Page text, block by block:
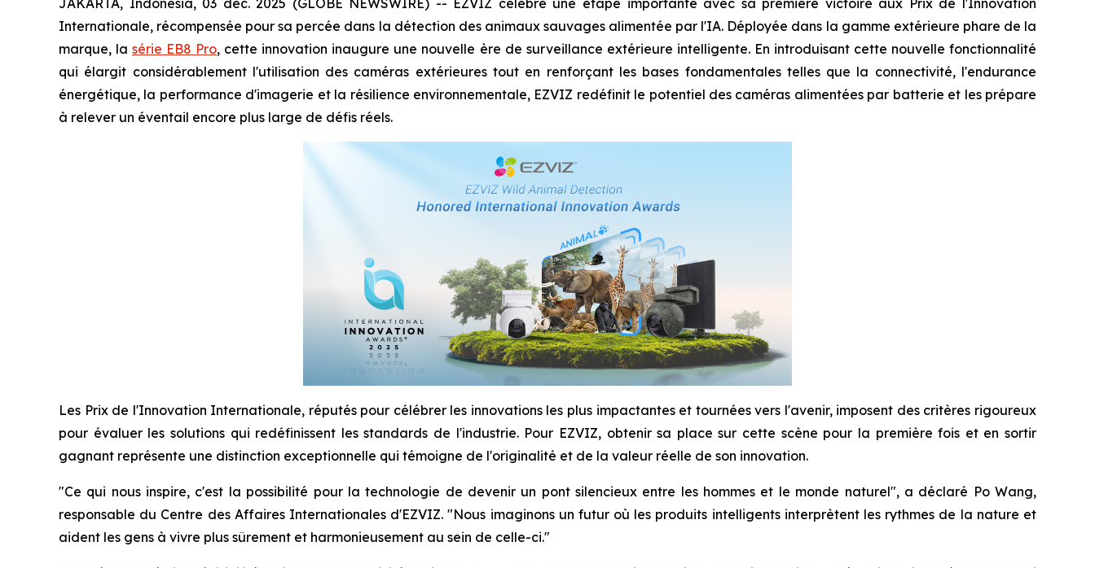
JAKARTA, Indonesia, 03 déc. 2025 (GLOBE NEWSWIRE) -- EZVIZ célèbre une étape importante avec sa première victoire aux Prix de l'Innovation
Internationale, récompensée pour sa percée dans la détection des animaux sauvages alimentée par l'IA. Déployée dans la gamme extérieure phare de la
marque, lasérie EB8 Pro, cette innovation inaugure une nouvelle ère de surveillance extérieure intelligente. En introduisant cette nouvelle fonctionnalité
qui élargit considérablement l'utilisation des caméras extérieures tout en renforçant les bases fondamentales telles que la connectivité, l'endurance
énergétique, la performance d'imagerie et la résilience environnementale, EZVIZ redéfinit le potentiel des caméras alimentées par batterie et les prépare
à relever un éventail encore plus large de défis réels.
Les Prix de l'Innovation Internationale, réputés pour célébrer les innovations les plus impactantes et tournées vers l'avenir, imposent des critères rigoureux
pour évaluer les solutions qui redéfinissent les standards de l'industrie. Pour EZVIZ, obtenir sa place sur cette scène pour la première fois et en sortir
gagnant représente une distinction exceptionnelle qui témoigne de l'originalité et de la valeur réelle de son innovation.
"Ce qui nous inspire, c'est la possibilité pour la technologie de devenir un pont silencieux entre les hommes et le monde naturel", a déclaré Po Wang,
responsable du Centre des Affaires Internationales d'EZVIZ. "Nous imaginons un futur où les produits intelligents interprètent les rythmes de la nature et
aident les gens à vivre plus sûrement et harmonieusement au sein de celle-ci."